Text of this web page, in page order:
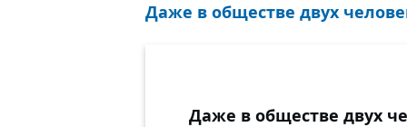
Даже в обществе двух
Даже в обществе двух